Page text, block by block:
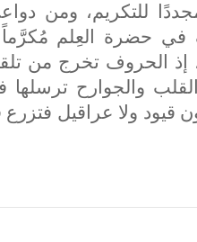
للتكريم، ومن
حضرة العِلم مُكرَّماً
إذ الحروف تخرج من
والجوارح ترسلها
قيود ولا عراقيل